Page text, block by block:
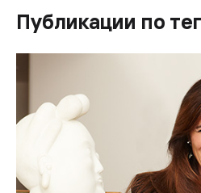
Публикации по